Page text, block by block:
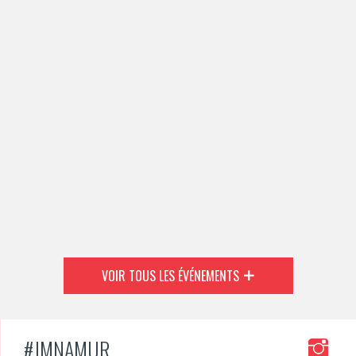
VOIR TOUS LES ÉVÉNEMENTS
#JMNAMUR